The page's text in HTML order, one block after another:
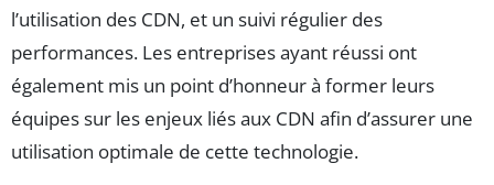
l’utilisation des CDN, et un suivi régulier des
performances. Les entreprises ayant réussi ont
également mis un point d’honneur à former leurs
équipes sur les enjeux liés aux CDN afin d’assurer une
utilisation optimale de cette technologie.